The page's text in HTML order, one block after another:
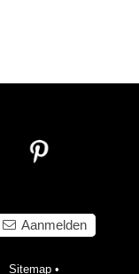
Aanmelden
Sitemap •